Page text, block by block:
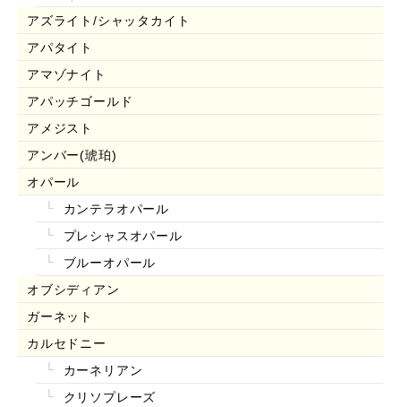
アズライト/シャッタカイト
アパタイト
アマゾナイト
アパッチゴールド
アメジスト
アンバー(琥珀)
オパール
カンテラオパール
プレシャスオパール
ブルーオパール
オブシディアン
ガーネット
カルセドニー
カーネリアン
クリソプレーズ